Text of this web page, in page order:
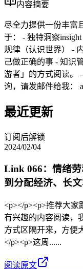
内容摘要
尽全力提供一份丰富
于： - 独特洞察
规律（认识世界） -
己做正确的事 - 知识
游者」的方式阅读
询，请发邮件给我：
最近更新
订阅后解锁
2024/02/04
Link 066：情绪
到分配经济、长
<p></p><p>推荐大
有兴趣的内容阅读，
方式区隔开来，方便
</p><p>这周......
阅读原文